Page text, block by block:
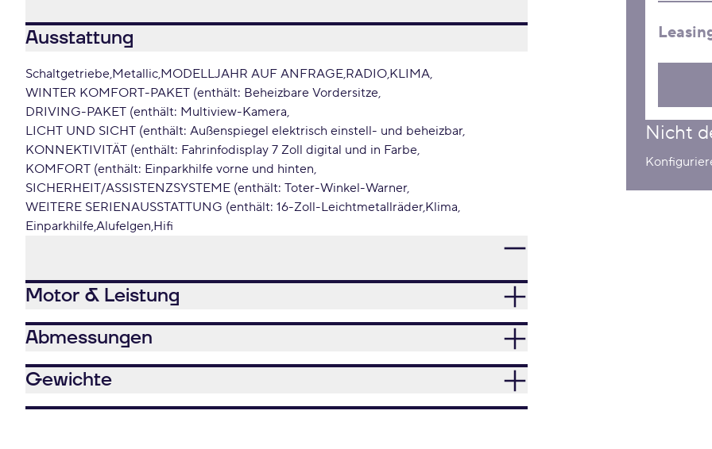
Nicht
Ausstattung
Schaltgetriebe Metallic MODELLJAHR AUF ANFRAGE RADIO KLIMA
WINTER KOMFORT-PAKET (enthält: Beheizbare Vordersitze
DRIVING-PAKET (enthält: Multiview-Kamera
LICHT UND SICHT (enthält: Außenspiegel elektrisch einstell- und beheizbar
KONNEKTIVITÄT (enthält: Fahrinfodisplay 7 Zoll digital und in Farbe
KOMFORT (enthält: Einparkhilfe vorne und hinten
SICHERHEIT/ASSISTENZSYSTEME (enthält: Toter-Winkel-Warner
WEITERE SERIENAUSSTATTUNG (enthält: 16-Zoll-Leichtmetallräder Klima
EinparkhilfeAlufelgen Hifi
Motor & Leistung
Abmessungen
Gewichte